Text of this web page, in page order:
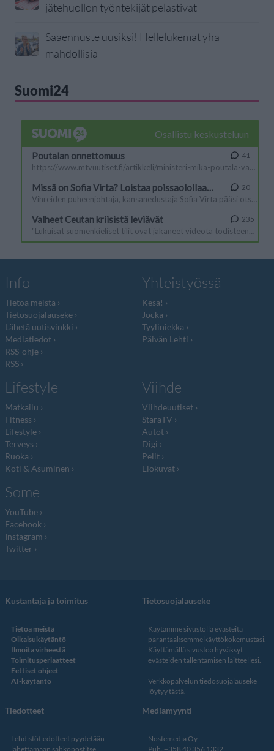
jätehuollon työntekijät pelastivat
Sääennuste uusiksi! Hellelukemat yhä
mahdollisia
Suomi24
Info
Tietoa meistä
Tietosuojalauseke
Lähetä uutisvinkki
Mediatiedot
RSS-ohje
RSS
Yhteistyössä
Kesä!
Jocka
Tyyliniekka
Päivän Lehti
Lifestyle
Matkailu
Fitness
Lifestyle
Terveys
Ruoka
Koti & Asuminen
Viihde
Viihdeuutiset
StaraTV
Autot
Digi
Pelit
Elokuvat
Some
YouTube
Facebook
Instagram
Twitter
Kustantaja ja toimitus
Tietoa meistä
Oikaisukäytäntö
Ilmoita virheestä
Toimitusperiaatteet
Eettiset ohjeet
AI-käytäntö
Tietosuojalauseke
Käytämme sivustolla evästeitä
parantaaksemme käyttökokemustasi.
Käyttämällä sivustoa hyväksyt
evästeiden tallentamisen laitteellesi.
Verkkopalvelun tiedosuojalauseke
löytyy tästä.
Tiedotteet
Lehdistötiedotteet pyydetään
lähettämään sähköpostitse
Mediamyynti
Nostemedia Oy
Puh. +358 40 356 1332